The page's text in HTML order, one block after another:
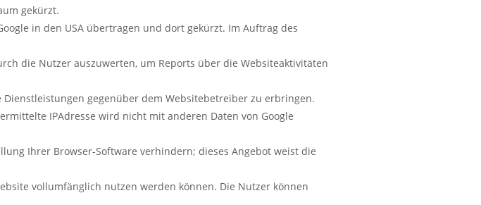
gekürzt.
in den USA übertragen und dort gekürzt. Im Auftrag des
die Nutzer auszuwerten, um Reports über die Websiteaktivitäten
gegenüber dem Websitebetreiber zu erbringen.
IPAdresse wird nicht mit anderen Daten von Google
Ihrer Browser-Software verhindern; dieses Angebot weist die
vollumfänglich nutzen werden können. Die Nutzer können